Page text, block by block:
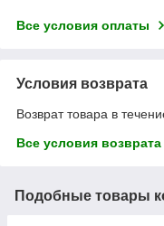
Все условия оплаты
Условия возврата
Возврат товара в
Все условия возврата
Подобные товары